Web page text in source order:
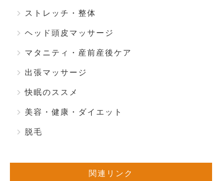
ストレッチ・整体
ヘッド頭皮マッサージ
マタニティ・産前産後ケア
出張マッサージ
快眠のススメ
美容・健康・ダイエット
脱毛
関連リンク